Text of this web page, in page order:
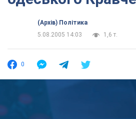
(Архів) Політика
5.08.2005 14:03
1,6 т.
0